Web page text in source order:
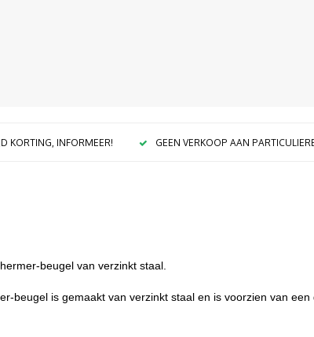
KORTING, INFORMEER! GEEN VERKOOP AAN
beugel van verzinkt staal.
beugel is gemaakt van verzinkt staal en is voorzien van